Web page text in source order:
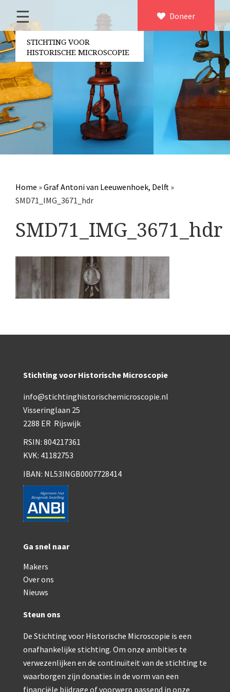
×
Home
Over ons
Contact
Bestuur
Vrijwilligers
Partners
Jaarverslagen
Microscopen
Overige optische instrumenten
Elektrische meetapparatuur
Boeken
Divers
Makers
Images
Long, Gould type (1821-1850)
Chevalier, trommelmicroscoop (1831-1841)
Nachet, ‘grand modèle’ (1856-1862)
Beck & Beck, ‘popular microscope’ (ca. 1857)
Dollond, ‘bar-limb’ (1860-1880)
Robbins (1860-1890)
Nachet, ‘plus simple’ (1862-1880)
Beck & Beck, ‘popular microscope’ (1867)
Bianchi, trommelmicroscoop (1869-1873)
Crouch (1870-1890)
Hartnack / Prazmowski (1870-1880)
Baker, prepareermicroscoop (1870-1890)
Doneer
☰
STICHTING VOOR
HISTORISCHE MICROSCOPIE
Home »Graf Antoni van Leeuwenhoek, Delft »
SMD71_IMG_3671_hdr
SMD71_IMG_3671_hdr
Stichting voor Historische Microscopie
info@stichtinghistorischemicroscopie.nl
Visseringlaan 25
2288 ER Rijswijk
RSIN: 804217361
KVK: 41182753
IBAN: NL53INGB0007728414
Ga snel naar
Makers
Over ons
Nieuws
Steun ons
De Stichting voor Historische Microscopie is een
onafhankelijke stichting. Om onze ambities te
verwezenlijken en de continuïteit van de stichting te
waarborgen zijn donaties in de vorm van een
financiële bijdrage of voorwerp passend in onze